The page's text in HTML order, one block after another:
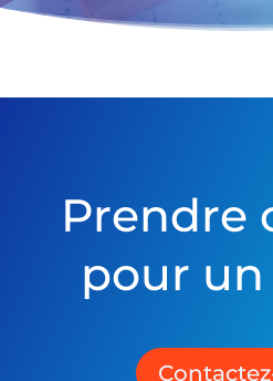
Prendre
pour